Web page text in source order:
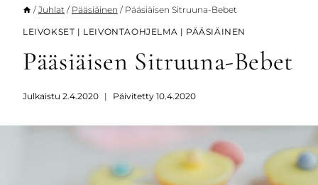
/ Juhlat / Pääsiäinen / Pääsiäisen Sitruuna-Bebet
LEIVOKSET | LEIVONTAOHJELMA | PÄÄSIÄINEN
Pääsiäisen Sitruuna-Bebet
Julkaistu 2.4.2020 Päivitetty 10.4.2020